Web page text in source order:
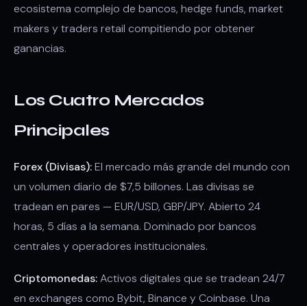
ecosistema complejo de bancos, hedge funds, market
makers y traders retail compitiendo por obtener
ganancias.
Los Cuatro Mercados
Principales
Forex (Divisas):El mercado más grande del mundo con
un volumen diario de $7,5 billones. Las divisas se
tradean en pares — EUR/USD, GBP/JPY. Abierto 24
horas, 5 días a la semana. Dominado por bancos
centrales y operadores institucionales.
Criptomonedas:Activos digitales que se tradean 24/7
en exchanges como Bybit, Binance y Coinbase. Una